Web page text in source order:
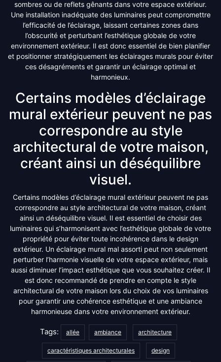
sombres ou de reflets gênants dans votre espace extérieur.
Une installation inadéquate des luminaires peut compromettre
l’efficacité de l’éclairage, laissant certaines zones dans
l’obscurité et perturbant l’esthétique globale de votre
environnement extérieur. Il est donc essentiel de bien planifier
et positionner stratégiquement les éclairages murals pour éviter
ces désagréments et garantir un éclairage optimal et
harmonieux.
Certains modèles d’éclairage
mural extérieur peuvent ne pas
correspondre au style
architectural de votre maison,
créant ainsi un déséquilibre
visuel.
Certains modèles d’éclairage mural extérieur peuvent ne pas
correspondre au style architectural de votre maison, créant
ainsi un déséquilibre visuel. Il est essentiel de choisir des
luminaires qui s’harmonisent avec l’esthétique globale de votre
propriété pour éviter toute incohérence dans le design
extérieur. Un éclairage mural mal assorti peut non seulement
perturber l’harmonie visuelle de votre espace extérieur, mais
aussi diminuer l’impact esthétique que vous souhaitez créer. Il
est donc recommandé de prendre en compte le style
architectural de votre maison lors du choix de vos luminaires
pour garantir une cohérence esthétique et une ambiance
harmonieuse dans votre environnement extérieur.
Tags: allée ambiance architecture
caractéristiques architecturales design